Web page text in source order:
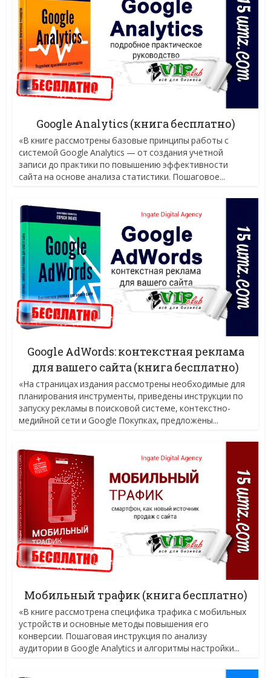
Google Analytics (книга бесплатно)
«В книге рассмотрены базовые принципы работы с
системой Google Analytics — от создания учетной
записи до практики по повышению эффективности
сайта на основе анализа статистики. Пошаговое...
Google AdWords: контекстная реклама
для вашего сайта (книга бесплатно)
«На страницах издания рассмотрены необходимые для
планирования инструменты, приведены инструкции по
запуску рекламы в поисковой системе, контекстно-
медийной сети и Google Покупках, предложены...
Мобильный трафик (книга бесплатно)
«В книге рассмотрена специфика трафика с мобильных
устройств и основные методы повышения его
конверсии. Пошаговая инструкция по анализу
аудитории в Google Analytics и алгоритмы настройки...